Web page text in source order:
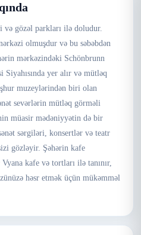
və gözəl parkları ilə doludur.
olmuşdur və bu səbəbdən
mərkəzindəki Schönbrunn
yer alır və mütləq
muzeylərindən biri olan
sevərlərin mütləq görməli
müasir mədəniyyətin də bir
sərgiləri, konsertlər və teatr
gözləyir. Şəhərin kafe
kafe və tortları ilə tanınır,
həsr etmək üçün mükəmməl